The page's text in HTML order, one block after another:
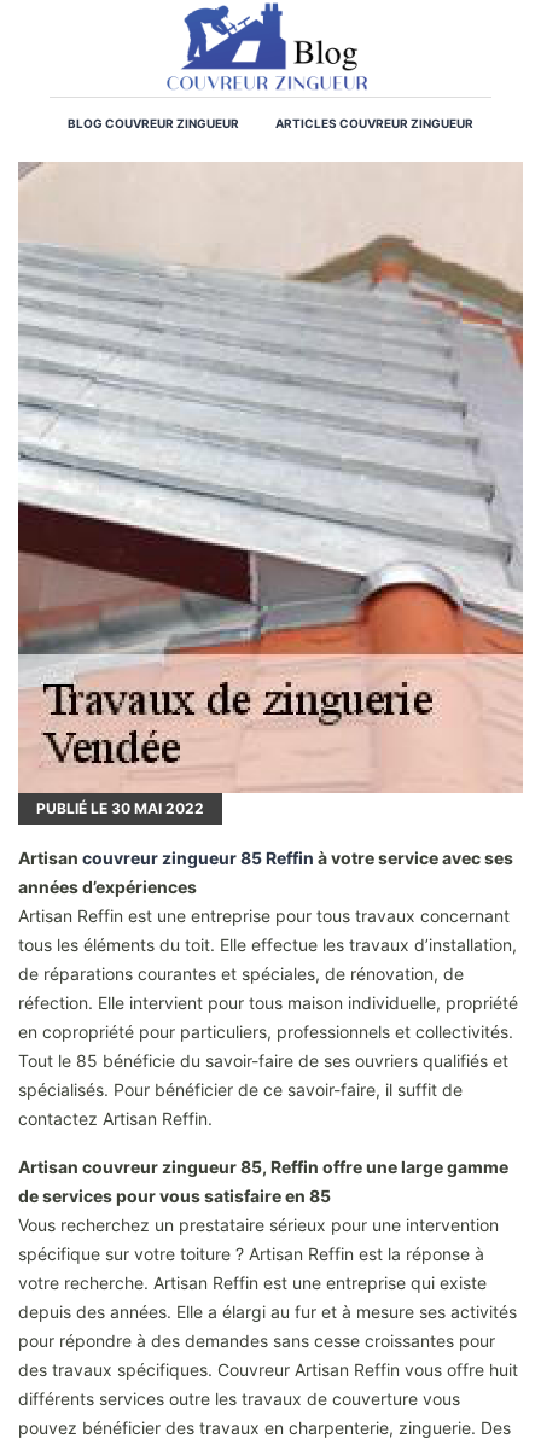
BLOG COUVREUR ZINGUEUR ARTICLES COUVREUR ZINGUEUR
PUBLIÉ LE 30 MAI 2022
Artisan couvreur zingueur 85 Reffin à votre service avec ses
années d’expériences
Artisan Reffin est une entreprise pour tous travaux concernant
tous les éléments du toit. Elle effectue les travaux d’installation,
de réparations courantes et spéciales, de rénovation, de
réfection. Elle intervient pour tous maison individuelle, propriété
en copropriété pour particuliers, professionnels et collectivités.
Tout le 85 bénéficie du savoir-faire de ses ouvriers qualifiés et
spécialisés. Pour bénéficier de ce savoir-faire, il suffit de
contactez Artisan Reffin.
Artisan couvreur zingueur 85, Reffin offre une large gamme
de services pour vous satisfaire en 85
Vous recherchez un prestataire sérieux pour une intervention
spécifique sur votre toiture ? Artisan Reffin est la réponse à
votre recherche. Artisan Reffin est une entreprise qui existe
depuis des années. Elle a élargi au fur et à mesure ses activités
pour répondre à des demandes sans cesse croissantes pour
des travaux spécifiques. Couvreur Artisan Reffin vous offre huit
différents services outre les travaux de couverture vous
pouvez bénéficier des travaux en charpenterie, zinguerie. Des